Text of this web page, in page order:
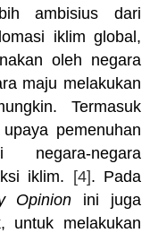
ambisius dari
iklim global,
oleh negara
maju melakukan
Termasuk
pemenuhan
negara-negara
iklim.
[4]. Pada
Opinion ini juga
untuk melakukan